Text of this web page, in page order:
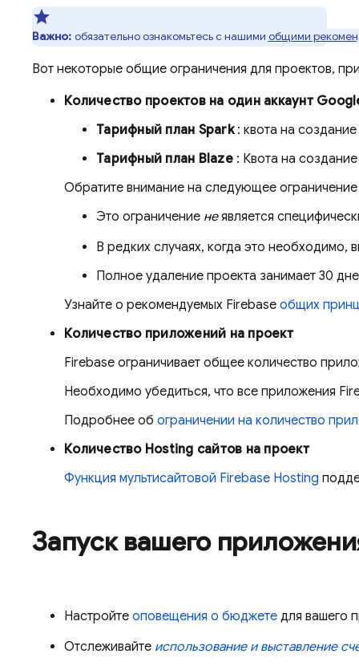
Важно: обязательно ознакомьтесь с нашими общими
Вот некоторые общие ограничения для проектов,
Количество проектов на один аккаунт
Тарифный план Spark: квота на
Тарифный план Blaze: Квота на
Обратите внимание на следующее
Это ограничение неявляется
В редких случаях, когда это необходимо,
Полное удаление проекта занимает 30
Узнайте о рекомендуемых Firebase общих
Количество приложений на проект
Firebase ограничивает общее количество
Необходимо убедиться, что все приложения
Подробнее об ограничении на количество
Количество Hosting сайтов на проект
Функция мультисайтовой Firebase Hosting
Запуск вашего
Настройте оповещения о бюджете для вашего
Отслеживайте использование и выставление